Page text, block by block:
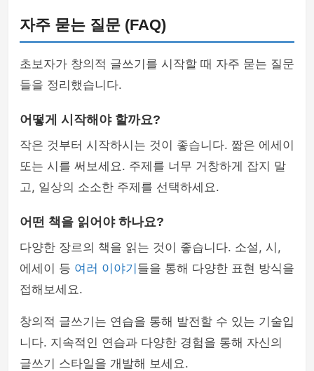
자주 묻는 질문 (FAQ)
초보자가 창의적 글쓰기를 시작할 때 자주 묻는 질문
들을 정리했습니다.
어떻게 시작해야 할까요?
작은 것부터 시작하시는 것이 좋습니다. 짧은 에세이
또는 시를 써보세요. 주제를 너무 거창하게 잡지 말
고, 일상의 소소한 주제를 선택하세요.
어떤 책을 읽어야 하나요?
다양한 장르의 책을 읽는 것이 좋습니다. 소설, 시,
에세이 등 여러 이야기 들을 통해 다양한 표현 방식을
접해보세요.
창의적 글쓰기는 연습을 통해 발전할 수 있는 기술입
니다. 지속적인 연습과 다양한 경험을 통해 자신의
글쓰기 스타일을 개발해 보세요.